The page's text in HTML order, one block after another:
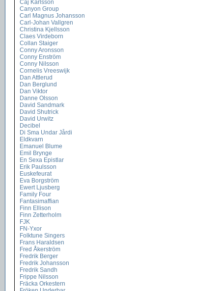
Caj Karlsson
Canyon Group
Carl Magnus Johansson
Carl-Johan Vallgren
Christina Kjellsson
Claes Virdeborn
Collan Staiger
Conny Aronsson
Conny Enström
Conny Nilsson
Cornelis Vreeswijk
Dan Attlerud
Dan Berglund
Dan Viktor
Danne Olsson
David Sandmark
David Shutrick
David Urwitz
Decibel
Di Sma Undar Jårdi
Eldkvarn
Emanuel Blume
Emil Brynge
En Sexa Epistlar
Erik Paulsson
Euskefeurat
Eva Borgström
Ewert Ljusberg
Family Four
Fantasimaffian
Finn Ellison
Finn Zetterholm
FJK
FN-Yxor
Folktune Singers
Frans Haraldsen
Fred Åkerström
Fredrik Berger
Fredrik Johansson
Fredrik Sandh
Frippe Nilsson
Fräcka Orkestern